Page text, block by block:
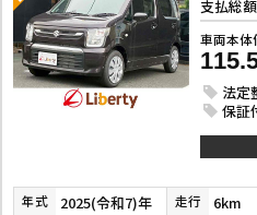
支払総額
車両本体
法定
保証
年式 2025(令和7)年 走行 6km